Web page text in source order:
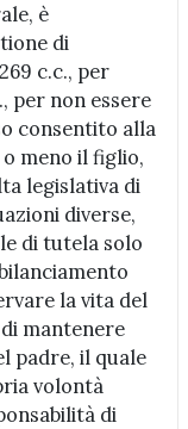
è
di
c.c., per
per non essere
consentito alla
meno il figlio,
legislativa di
diverse,
di tutela solo
la vita del
mantenere
padre, il quale
volontà
di